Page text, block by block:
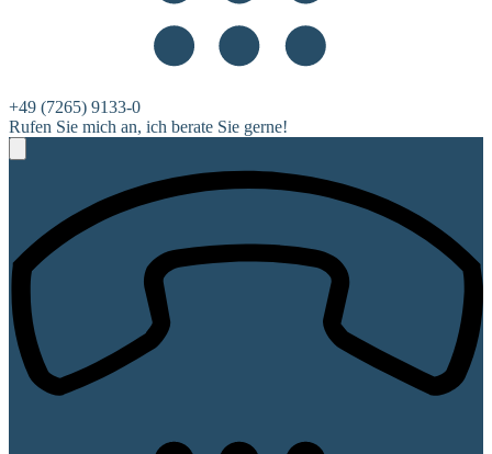
+49 (7265) 9133-0
Rufen Sie mich an, ich berate Sie gerne!